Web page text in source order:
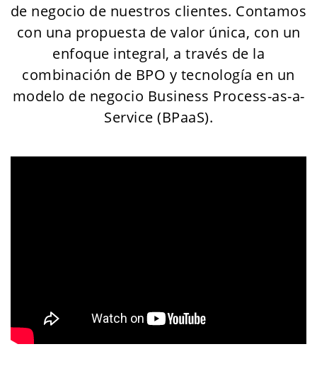
de negocio de nuestros clientes. Contamos
con una propuesta de valor única, con un
enfoque integral, a través de la
combinación de BPO y tecnología en un
modelo de negocio Business Process-as-a-
Service (BPaaS).